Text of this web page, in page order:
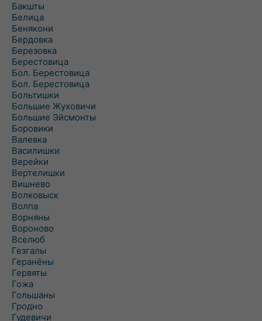
Бакшты
Белица
Бенякони
Бердовка
Березовка
Берестовица
Бол. Берестовица
Бол. Берестовица
Больтишки
Большие Жуховичи
Большие Эйсмонты
Боровики
Валевка
Василишки
Верейки
Вертелишки
Вишнево
Волковыск
Волпа
Ворняны
Вороново
Вселюб
Гезгалы
Геранёны
Гервяты
Гожа
Гольшаны
Гродно
Гудевичи